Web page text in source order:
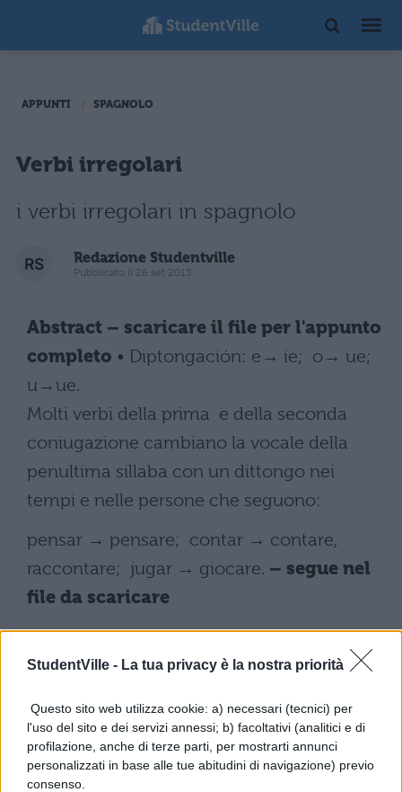
StudentVille - La tua privacy è la nostra priorità
Questo sito web utilizza cookie: a) necessari (tecnici) per
l'uso del sito e dei servizi annessi; b) facoltativi (analitici e di
profilazione, anche di terze parti, per mostrarti annunci
personalizzati in base alle tue abitudini di navigazione) previo
consenso.
APPUNTI SPAGNOLO
Verbi irregolari
i verbi irregolari in spagnolo
Redazione Studentville
Pubblicato il 26 set 2013
Abstract – scaricare il file per l'appunto
completo • Diptongación: e→ ie; o→ ue;
u→ue.
Molti verbi della prima e della seconda
coniugazione cambiano la vocale della
penultima sillaba con un dittongo nei
tempi e nelle persone che seguono:
pensar → pensare; contar → contare,
raccontare; jugar → giocare. – segue nel
file da scaricare
Scarica il contenuto